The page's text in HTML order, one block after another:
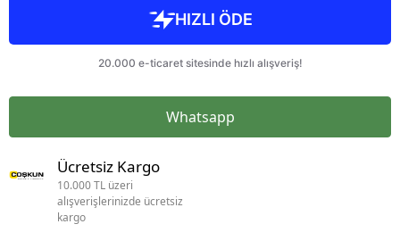
Whatsapp
Ücretsiz Kargo
10.000 TL üzeri
alışverişlerinizde ücretsiz
kargo